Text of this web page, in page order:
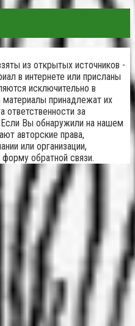
из открытых источников -
в интернете или присланы
исключительно в
материалы принадлежат их
ответственности за
Вы обнаружили на нашем
авторские права,
или организации,
обратной связи.